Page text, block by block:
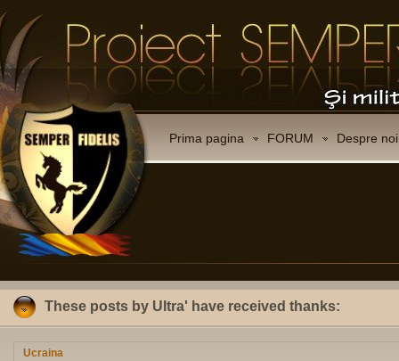
Prima pagina FORUM Despre noi
These posts by Ultra' have received thanks:
Ucraina